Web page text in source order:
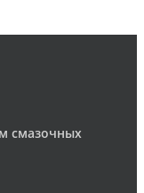
смазочных